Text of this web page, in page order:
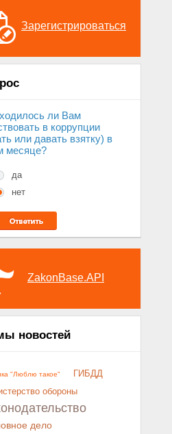
Зарегистрироваться
ли Вам
в коррупции
или давать взятку) в
месяце?
да
нет
ZakonBase.API
новостей
"Люблю такое"
ГИБДД
обороны
дело